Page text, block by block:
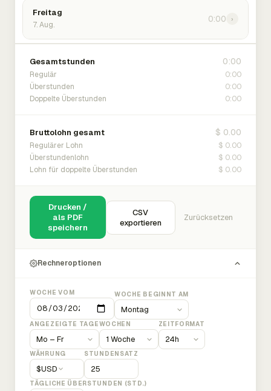
Freitag
7. Aug.
0:00 ›
Gesamtstunden 0:00
Regulär 0:00
Überstunden 0:00
Doppelte Überstunden 0:00
Bruttolohn gesamt $ 0.00
Regulärer Lohn $ 0.00
Überstundenlohn $ 0.00
Lohn für doppelte Überstunden $ 0.00
Drucken /
als PDF
speichern
CSV
exportieren
Zurücksetzen
Rechneroptionen
WOCHE VOM WOCHE BEGINNT AM
ANGEZEIGTE TAGEWOCHEN ZEITFORMAT
WÄHRUNG
$USD
STUNDENSATZ
TÄGLICHE ÜBERSTUNDEN (STD.)